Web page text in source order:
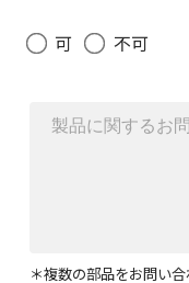
可 不可
＊複数の部品をお問い